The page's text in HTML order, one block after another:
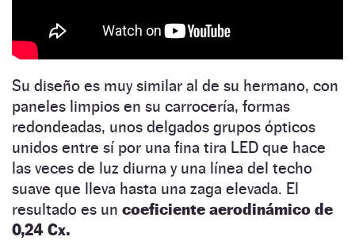
Su diseño es muy similar al de su hermano, con
paneles limpios en su carrocería, formas
redondeadas, unos delgados grupos ópticos
unidos entre sí por una fina tira LED que hace
las veces de luz diurna y una línea del techo
suave que lleva hasta una zaga elevada. El
resultado es un coeficiente aerodinámico de
0,24 Cx.